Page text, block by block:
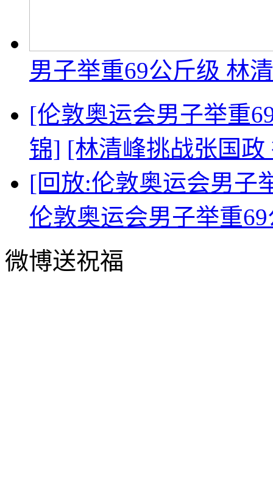
男子举重69公斤级 林
[伦敦奥运会男子举重
锦] [林清峰挑战张国
[回放:伦敦奥运会男子
伦敦奥运会男子举重
微博送祝福